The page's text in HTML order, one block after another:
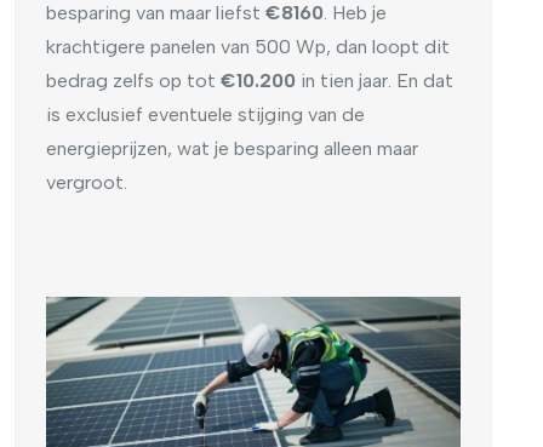
besparing van maar liefst €8160. Heb je
krachtigere panelen van 500 Wp, dan loopt dit
bedrag zelfs op tot €10.200 in tien jaar. En dat
is exclusief eventuele stijging van de
energieprijzen, wat je besparing alleen maar
vergroot.